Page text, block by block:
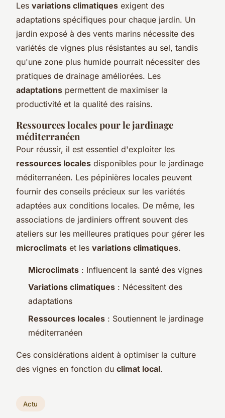
Les variations climatiques exigent des
adaptations spécifiques pour chaque jardin. Un
jardin exposé à des vents marins nécessite des
variétés de vignes plus résistantes au sel, tandis
qu'une zone plus humide pourrait nécessiter des
pratiques de drainage améliorées. Les
adaptations permettent de maximiser la
productivité et la qualité des raisins.
Ressources locales pour le jardinage
méditerranéen
Pour réussir, il est essentiel d'exploiter les
ressources locales disponibles pour le jardinage
méditerranéen. Les pépinières locales peuvent
fournir des conseils précieux sur les variétés
adaptées aux conditions locales. De même, les
associations de jardiniers offrent souvent des
ateliers sur les meilleures pratiques pour gérer les
microclimats et les variations climatiques.
Microclimats : Influencent la santé des vignes
Variations climatiques : Nécessitent des
adaptations
Ressources locales : Soutiennent le jardinage
méditerranéen
Ces considérations aident à optimiser la culture
des vignes en fonction du climat local.
Actu